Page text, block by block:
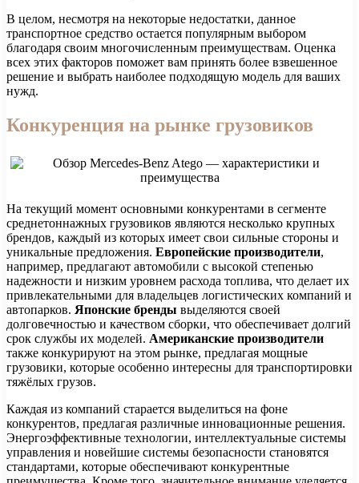
В целом, несмотря на некоторые недостатки, данное
транспортное средство остается популярным выбором
благодаря своим многочисленным преимуществам. Оценка
всех этих факторов поможет вам принять более взвешенное
решение и выбрать наиболее подходящую модель для ваших
нужд.
Конкуренция на рынке грузовиков
На текущий момент основными конкурентами в сегменте
среднетоннажных грузовиков являются несколько крупных
брендов, каждый из которых имеет свои сильные стороны и
уникальные предложения. Европейские производители,
например, предлагают автомобили с высокой степенью
надежности и низким уровнем расхода топлива, что делает их
привлекательными для владельцев логистических компаний и
автопарков. Японские бренды выделяются своей
долговечностью и качеством сборки, что обеспечивает долгий
срок службы их моделей. Американские производители
также конкурируют на этом рынке, предлагая мощные
грузовики, которые особенно интересны для транспортировки
тяжёлых грузов.
Каждая из компаний старается выделиться на фоне
конкурентов, предлагая различные инновационные решения.
Энергоэффективные технологии, интеллектуальные системы
управления и новейшие системы безопасности становятся
стандартами, которые обеспечивают конкурентные